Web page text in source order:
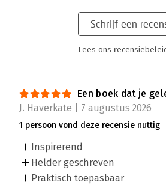
Schrijf een
Lees ons
Een boek dat je
J. Haverkate | 7 augustus 2026
1 persoon vond deze recensie nuttig
Inspirerend
Helder geschreven
Praktisch toepasbaar